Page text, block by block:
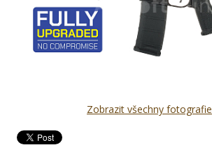
Zobrazit všechny fotografie